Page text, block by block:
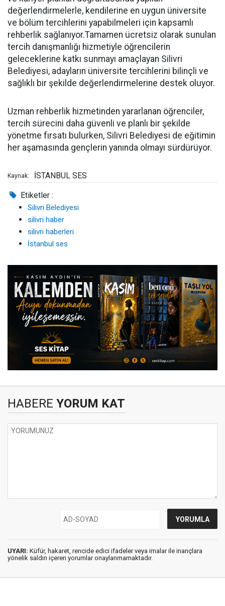
değerlendirmelerle, kendilerine en uygun üniversite
ve bölüm tercihlerini yapabilmeleri için kapsamlı
rehberlik sağlanıyor.Tamamen ücretsiz olarak sunulan
tercih danışmanlığı hizmetiyle öğrencilerin
geleceklerine katkı sunmayı amaçlayan Silivri
Belediyesi, adayların üniversite tercihlerini bilinçli ve
sağlıklı bir şekilde değerlendirmelerine destek oluyor.
Uzman rehberlik hizmetinden yararlanan öğrenciler,
tercih sürecini daha güvenli ve planlı bir şekilde
yönetme fırsatı bulurken, Silivri Belediyesi de eğitimin
her aşamasında gençlerin yanında olmayı sürdürüyor.
Kaynak: İSTANBUL SES
Etiketler :
Silivri Belediyesi
silivri haber
silivri haberleri
İstanbul ses
HABERE YORUM KAT
UYARI: Küfür, hakaret, rencide edici ifadeler veya imalar ile inançlara
yönelik saldırı içeren yorumlar onaylanmamaktadır.